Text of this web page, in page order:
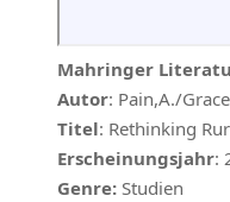
Mahringer
Autor: Pain,A./
Titel: Rethinking
Erscheinungsjahr:
Genre: Studien